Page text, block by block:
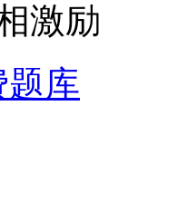
激励
题库